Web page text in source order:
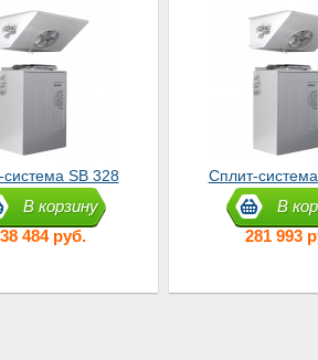
В корзину В
SB 328
484 руб.
Сплит-
281 993